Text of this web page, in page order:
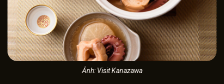
Ảnh: Visit Kanazawa